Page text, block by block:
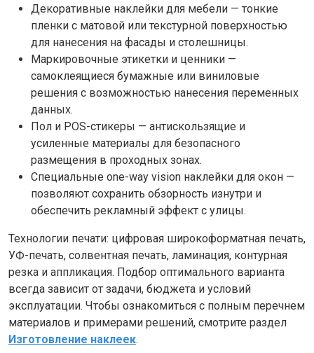
Декоративные наклейки для мебели — тонкие
пленки с матовой или текстурной поверхностью
для нанесения на фасады и столешницы.
Маркировочные этикетки и ценники —
самоклеящиеся бумажные или виниловые
решения с возможностью нанесения переменных
данных.
Пол и POS-стикеры — антискользящие и
усиленные материалы для безопасного
размещения в проходных зонах.
Специальные one-way vision наклейки для окон —
позволяют сохранить обзорность изнутри и
обеспечить рекламный эффект с улицы.
Технологии печати: цифровая широкоформатная печать,
УФ-печать, солвентная печать, ламинация, контурная
резка и аппликация. Подбор оптимального варианта
всегда зависит от задачи, бюджета и условий
эксплуатации. Чтобы ознакомиться с полным перечнем
материалов и примерами решений, смотрите раздел
Изготовление наклеек.